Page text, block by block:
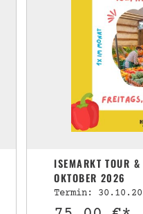
ISEMARKT TOUR
OKTOBER 2026
Termin: